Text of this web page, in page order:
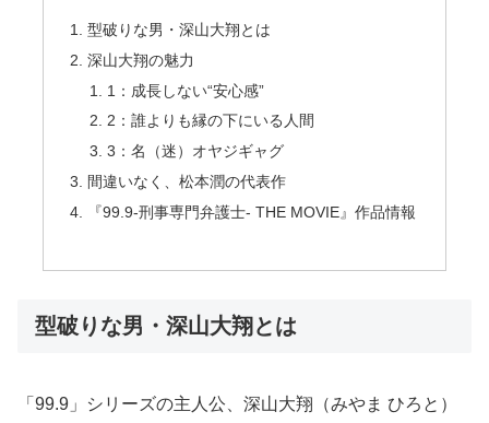
型破りな男・深山大翔とは
深山大翔の魅力
1：成長しない“安心感”
2：誰よりも縁の下にいる人間
3：名（迷）オヤジギャグ
間違いなく、松本潤の代表作
『99.9-刑事専門弁護士- THE MOVIE』作品情報
型破りな男・深山大翔とは
「99.9」シリーズの主人公、深山大翔（みやま ひろと）